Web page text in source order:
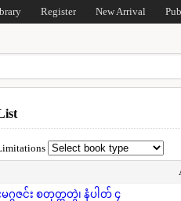
Register New Arrival
ဂ္ဂဇင်း စတုတ္ထတွဲ၊ နံပါတ် ၄